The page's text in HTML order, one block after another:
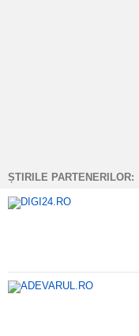
ȘTIRILE PARTENERILOR: